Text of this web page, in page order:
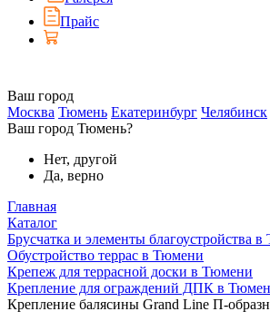
Прайс
Ваш город
Москва Тюмень Екатеринбург Челябинск
Ваш город Тюмень?
Нет, другой
Да, верно
Главная
Каталог
Брусчатка и элементы благоустройства
Обустройство террас в Тюмени
Крепеж для террасной доски в Тюмени
Крепление для ограждений ДПК в
Крепление балясины Grand Line П-